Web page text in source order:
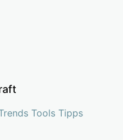
Tools Tipps